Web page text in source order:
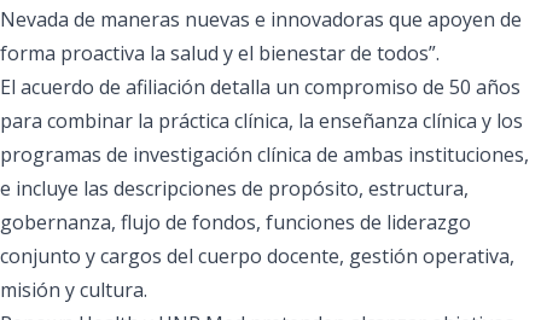
Nevada de maneras nuevas e innovadoras que apoyen de
forma proactiva la salud y el bienestar de todos”.
El acuerdo de afiliación detalla un compromiso de 50 años
para combinar la práctica clínica, la enseñanza clínica y los
programas de investigación clínica de ambas instituciones,
e incluye las descripciones de propósito, estructura,
gobernanza, flujo de fondos, funciones de liderazgo
conjunto y cargos del cuerpo docente, gestión operativa,
misión y cultura.